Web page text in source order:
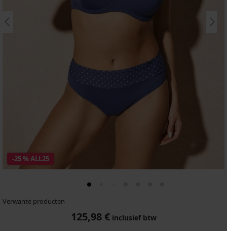
Verwante producten
-25 % ALL25
125,98 € inclusief btw